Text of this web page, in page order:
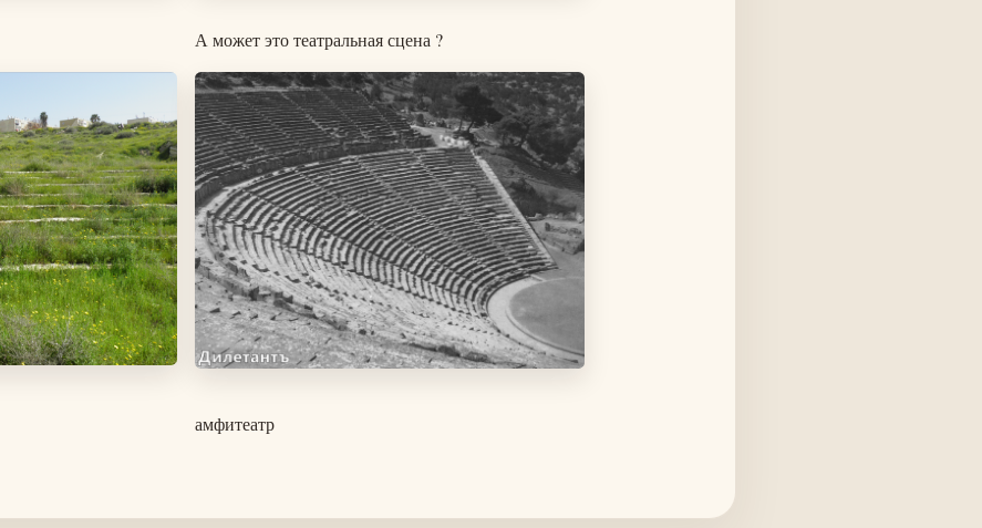
А может это театральная сцена ?
Изображение
амфитеатр